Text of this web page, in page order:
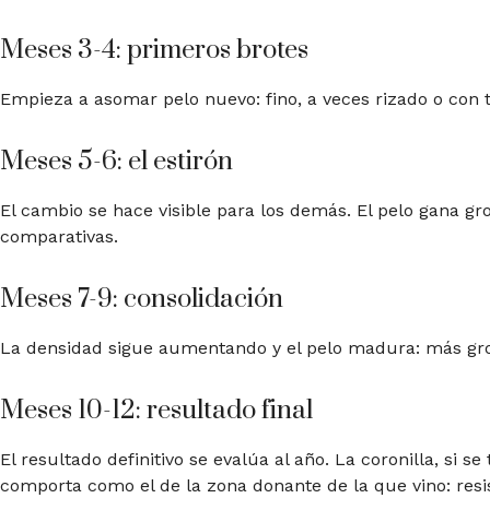
Meses 3-4: primeros brotes
Empieza a asomar pelo nuevo: fino, a veces rizado o
Meses 5-6: el estirón
El cambio se hace visible para los demás. El pelo gana
comparativas.
Meses 7-9: consolidación
La densidad sigue aumentando y el pelo madura: más
Meses 10-12: resultado final
El resultado definitivo se evalúa al año. La coronilla, si
comporta como el de la zona donante de la que vino: